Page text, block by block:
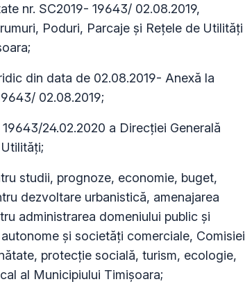
nr. SC2019- 19643/ 02.08.2019,
Poduri, Parcaje și Rețele de Utilități
din data de 02.08.2019- Anexă la
02.08.2019;
24.02.2020 a Direcției Generală
studii, prognoze, economie, buget,
dezvoltare urbanistică, amenajarea
administrarea domeniului public şi
şi societăţi comerciale, Comisiei
protecţie socială, turism, ecologie,
al Municipiului Timişoara;